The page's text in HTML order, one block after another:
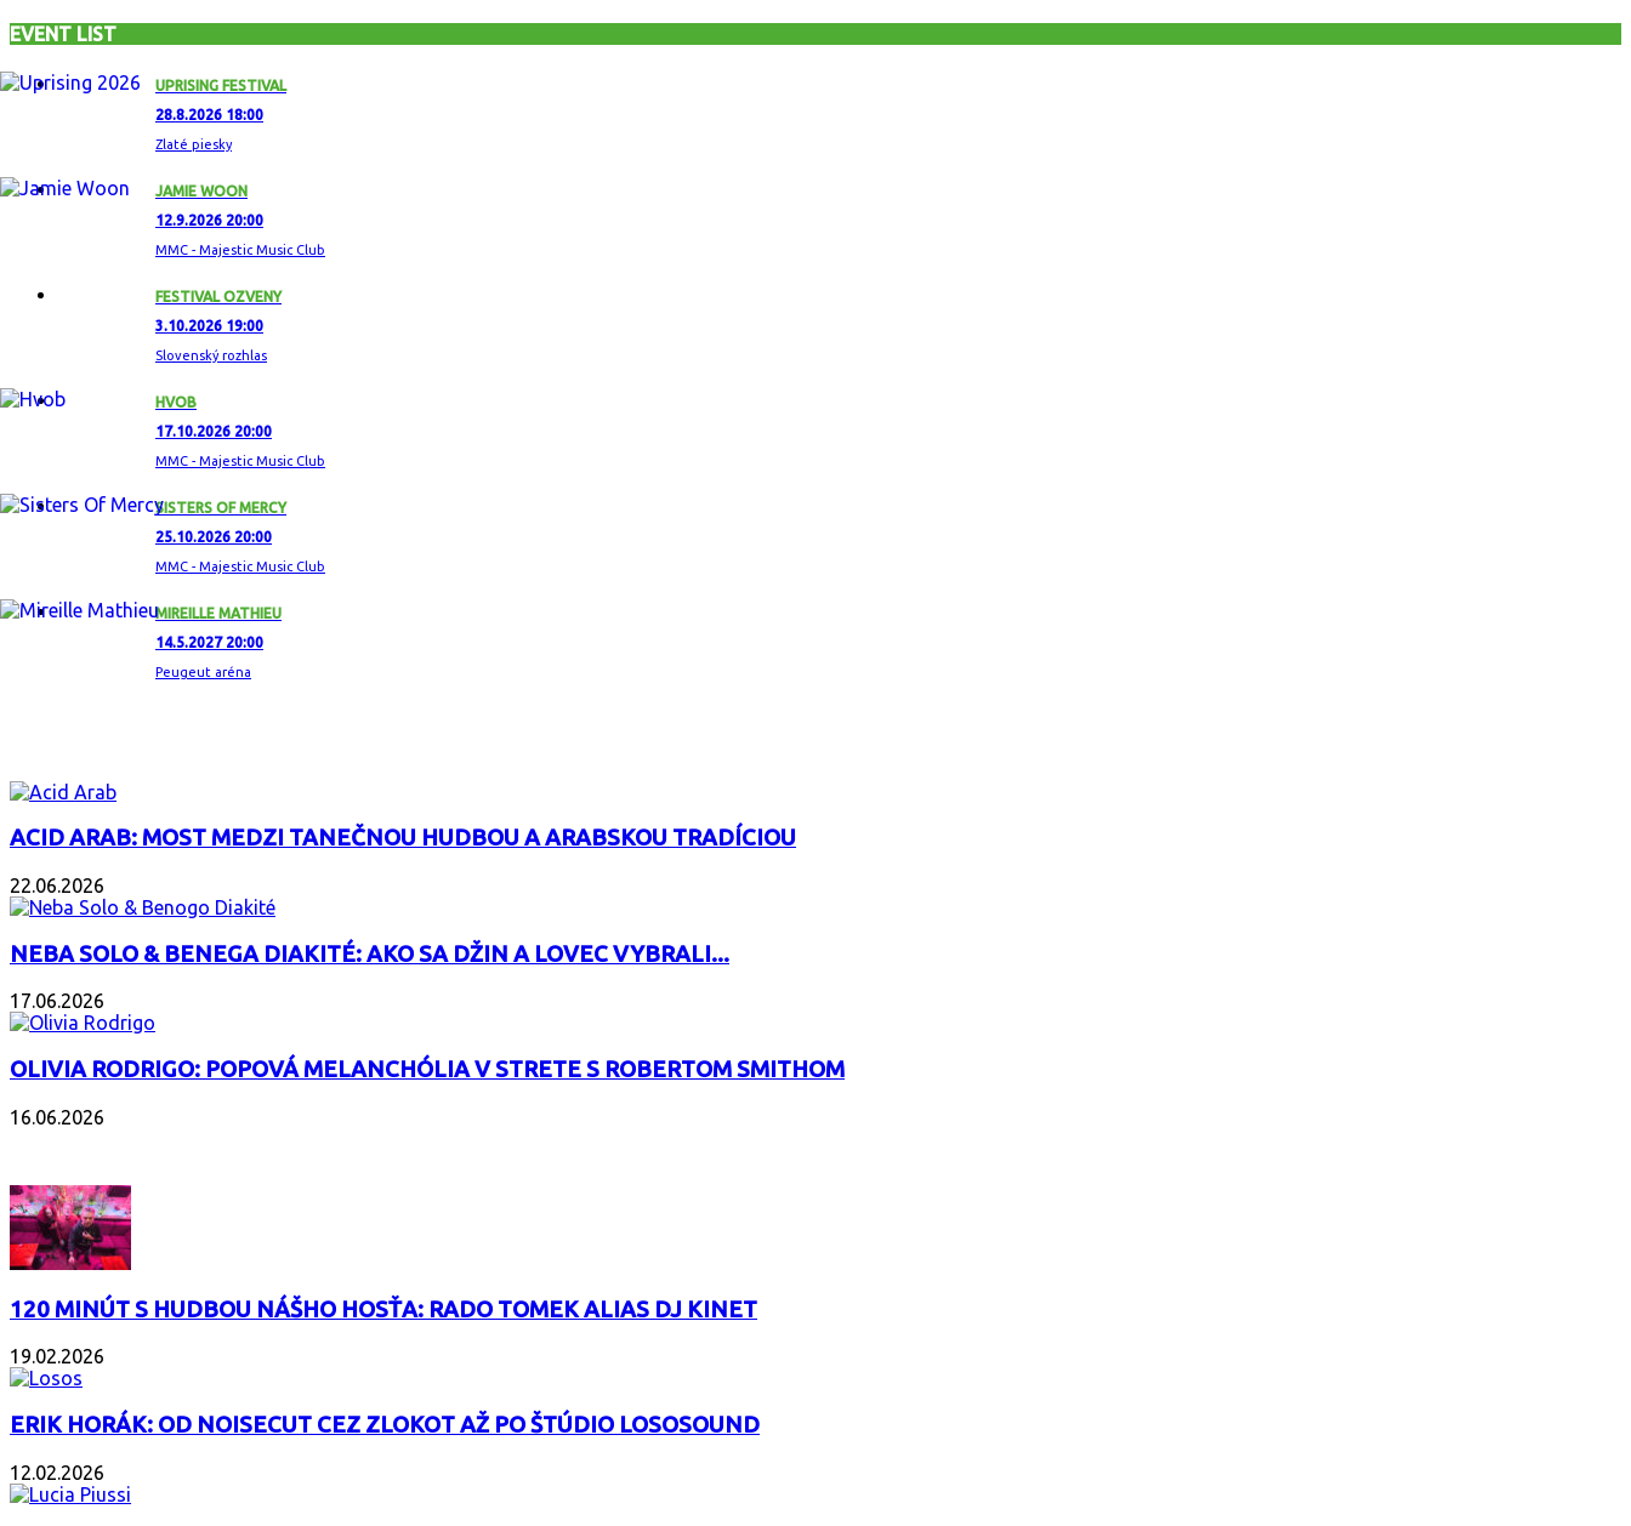
EVENT LIST
UPRISING FESTIVAL
28.8.2026 18:00
Zlaté piesky
JAMIE WOON
12.9.2026 20:00
MMC - Majestic Music Club
FESTIVAL OZVENY
3.10.2026 19:00
Slovenský rozhlas
HVOB
17.10.2026 20:00
MMC - Majestic Music Club
SISTERS OF MERCY
25.10.2026 20:00
MMC - Majestic Music Club
MIREILLE MATHIEU
14.5.2027 20:00
Peugeut aréna
ACID ARAB: MOST MEDZI TANEČNOU HUDBOU A ARABSKOU TRADÍCIOU
22.06.2026
NEBA SOLO & BENEGA DIAKITÉ: AKO SA DŽIN A LOVEC VYBRALI...
17.06.2026
OLIVIA RODRIGO: POPOVÁ MELANCHÓLIA V STRETE S ROBERTOM SMITHOM
16.06.2026
120 MINÚT S HUDBOU NÁŠHO HOSŤA: RADO TOMEK ALIAS DJ KINET
19.02.2026
ERIK HORÁK: OD NOISECUT CEZ ZLOKOT AŽ PO ŠTÚDIO LOSOSOUND
12.02.2026